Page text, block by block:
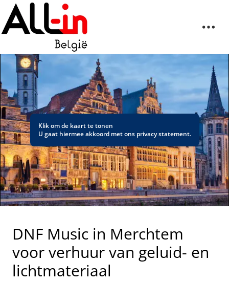
Klik om de kaart te tonen
U gaat hiermee akkoord met ons privacy statement.
DNF Music in Merchtem
voor verhuur van geluid- en
lichtmateriaal